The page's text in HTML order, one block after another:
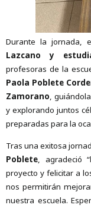
Durante la jornada,
Lazcano y
profesoras de la
Paola Poblete
Zamorano,
y explorando juntos
preparadas para la
Tras una exitosa
Poblete, agradeció
proyecto y felicitar a
nos permitirán
nuestra escuela.